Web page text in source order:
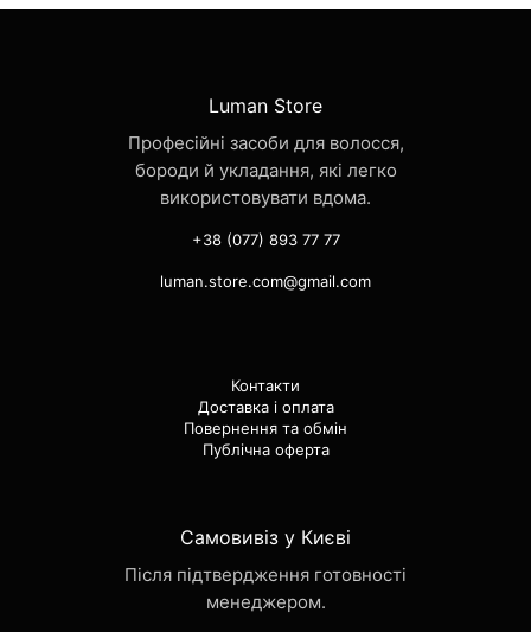
Luman Store
Професійні засоби для волосся,
бороди й укладання, які легко
використовувати вдома.
+38 (077) 893 77 77
luman.store.com@gmail.com
Контакти
Доставка і оплата
Повернення та обмін
Публічна оферта
Самовивіз у Києві
Після підтвердження готовності
менеджером.